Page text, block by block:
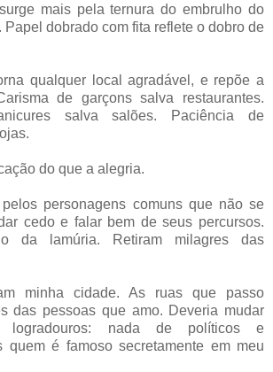
mais pela ternura do embrulho do
Papel dobrado com fita reflete o dobro de
qualquer local agradável, e repõe a
de garçons salva restaurantes.
salva salões. Paciência de
do que a alegria.
personagens comuns que não se
cedo e falar bem de seus percursos.
da lamúria. Retiram milagres das
minha cidade. As ruas que passo
das pessoas que amo. Deveria mudar
nada de políticos e
quem é famoso secretamente em meu